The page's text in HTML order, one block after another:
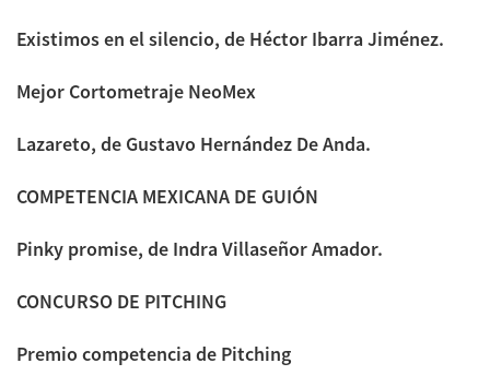
Existimos en el silencio, de Héctor Ibarra Jiménez.
Mejor Cortometraje NeoMex
Lazareto, de Gustavo Hernández De Anda.
COMPETENCIA MEXICANA DE GUIÓN
Pinky promise, de Indra Villaseñor Amador.
CONCURSO DE PITCHING
Premio competencia de Pitching